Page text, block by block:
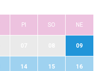
PI SO NE
09
14 15 16